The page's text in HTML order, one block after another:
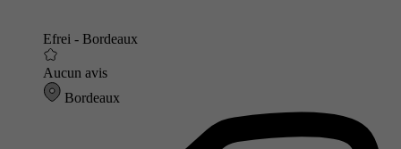
Efrei - Bordeaux
Aucun avis
Bordeaux